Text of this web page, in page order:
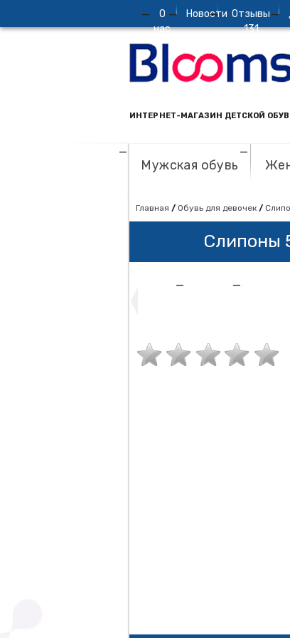
О
нас
Новости Отзывы
131
ИНТЕРНЕТ-МАГАЗИН ДЕТСКОЙ
Мужская обувь
Главная / Обувь для девочек /
Слипоны